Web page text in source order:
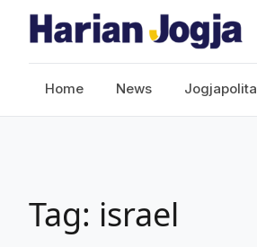
Home News
Tag: israel